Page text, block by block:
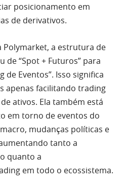
posicionamento em
de derivativos.
Polymarket, a estrutura de
de “Spot + Futuros” para
de Eventos”. Isso significa
apenas facilitando trading
ativos. Ela também está
em torno de eventos do
mudanças políticas e
tanto a
quanto a
em todo o ecossistema.